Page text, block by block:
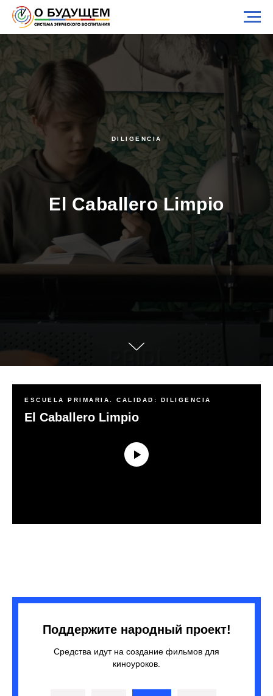
DILIGENCIA
El Caballero Limpio
ESCUELA PRIMARIA. CALIDAD: DILIGENCIA
El Caballero Limpio
Поддержите народный проект!
Средства идут на создание фильмов для
киноуроков.